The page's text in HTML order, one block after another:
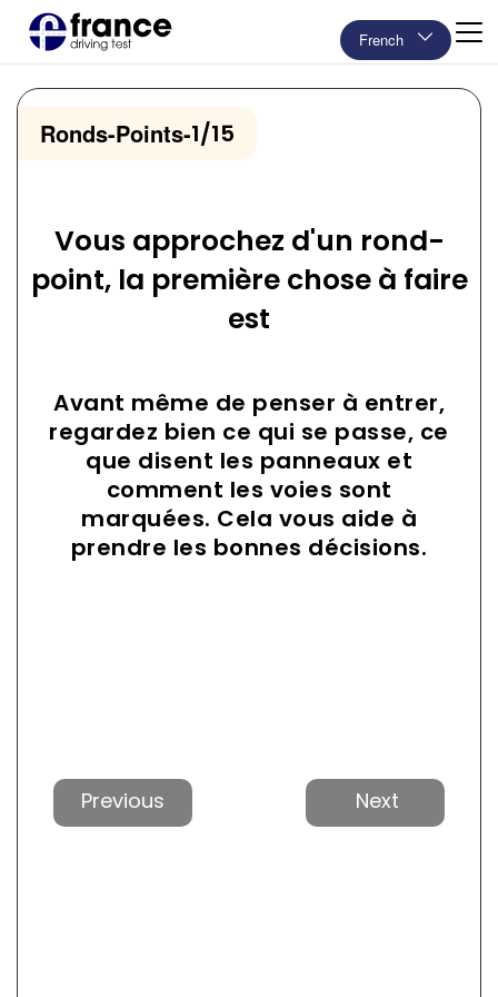
French
Ronds-Points-1/15
Vous approchez d'un rond-
point, la première chose à faire
est
Avant même de penser à entrer,
regardez bien ce qui se passe, ce
que disent les panneaux et
comment les voies sont
marquées. Cela vous aide à
prendre les bonnes décisions.
Précédent